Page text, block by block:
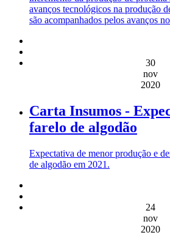
avanços tecnológicos na produção
são acompanhados pelos avanços
30
nov
2020
Carta Insumos -
farelo de algodão
Expectativa de menor produção e
de algodão em 2021.
24
nov
2020